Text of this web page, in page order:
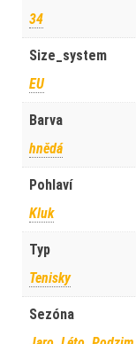
34
Size_system
EU
Barva
hnědá
Pohlaví
Kluk
Typ
Tenisky
Sezóna